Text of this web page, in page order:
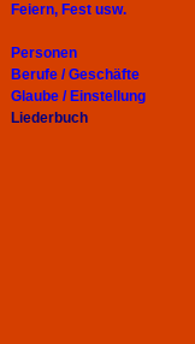
Feiern, Fest usw.
Personen
Berufe / Geschäfte
Glaube / Einstellung
Liederbuch